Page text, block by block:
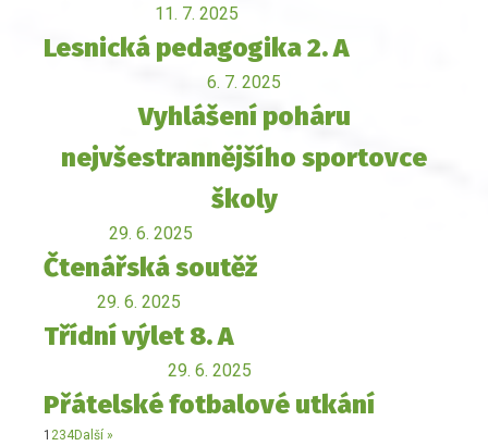
11. 7. 2025
Lesnická pedagogika 2. A
6. 7. 2025
Vyhlášení poháru
nejvšestrannějšího sportovce
školy
29. 6. 2025
Čtenářská soutěž
29. 6. 2025
Třídní výlet 8. A
29. 6. 2025
Přátelské fotbalové utkání
1 234Další »